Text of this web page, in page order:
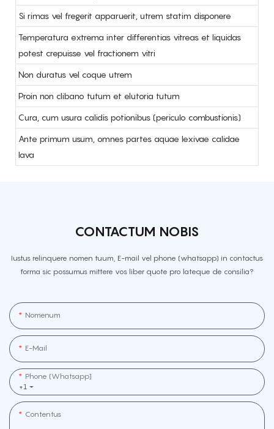
Si rimas vel fregerit apparuerit, utrem statim disponere
Temperatura extrema inter differentias vitreas et liquidas
potest crepuisse vel fractionem vitri
Non duratus vel coque utrem
Proin non clibano tutum et elutoria tutum
Cura, cum usura calidis potionibus (periculo combustionis)
Ante primum usum, omnes partes aquae lexivae calidae
lava
CONTACTUM NOBIS
Iustus relinquere nomen tuum, E-mail vel phone (whatsapp) in contactus
forma sic possumus mittere vos liber quote pro lateque de consilia?
Nomenum
E-Mail
+1
Phone (whatsapp]
Contentus